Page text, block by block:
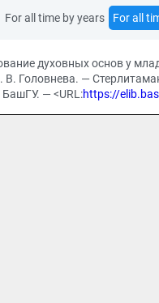
For all time by years For all
духовных основ у
Головнева. —
— <URL:https://